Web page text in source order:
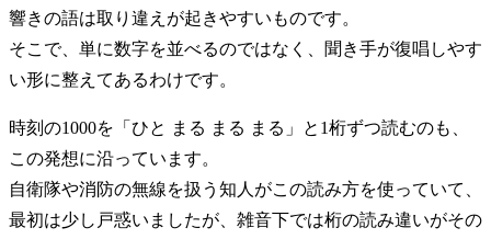
響きの語は取り違えが起きやすいものです。
そこで、単に数字を並べるのではなく、聞き手が復唱しやす
い形に整えてあるわけです。
時刻の1000を「ひと まる まる まる」と1桁ずつ読むのも、
この発想に沿っています。
自衛隊や消防の無線を扱う知人がこの読み方を使っていて、
最初は少し戸惑いましたが、雑音下では桁の読み違いがその